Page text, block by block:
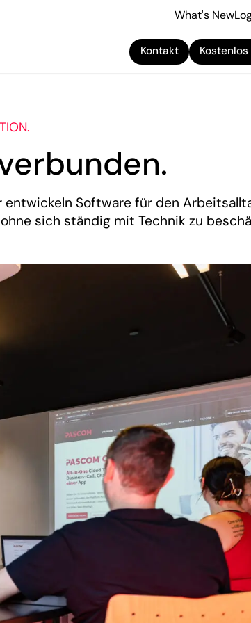
What's New
Kontakt
Software für den
sich ständig mit Technik zu